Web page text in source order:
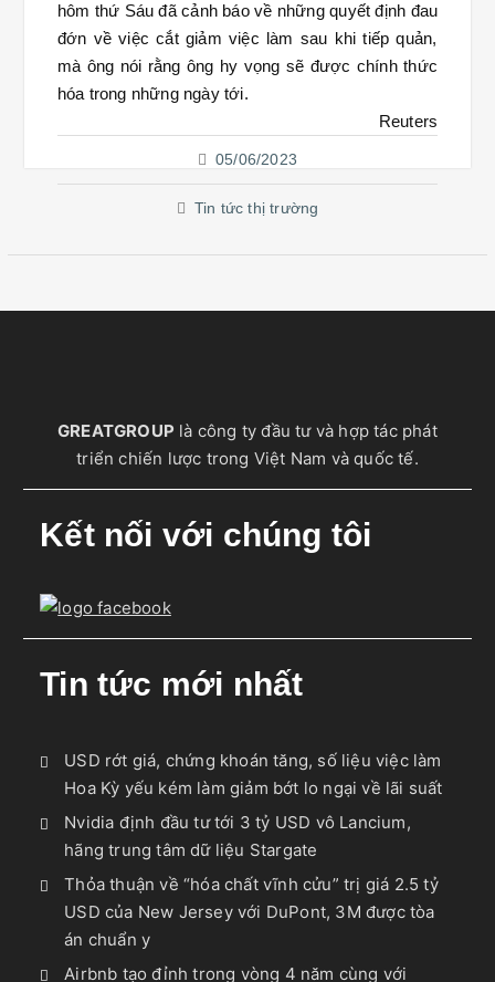
hôm thứ Sáu đã cảnh báo về những quyết định đau
đớn về việc cắt giảm việc làm sau khi tiếp quản,
mà ông nói rằng ông hy vọng sẽ được chính thức
hóa trong những ngày tới.
Reuters
05/06/2023
Tin tức thị trường
GREATGROUP là công ty đầu tư và hợp tác phát
triển chiến lược trong Việt Nam và quốc tế.
Kết nối với chúng tôi
Tin tức mới nhất
USD rớt giá, chứng khoán tăng, số liệu việc làm
Hoa Kỳ yếu kém làm giảm bớt lo ngại về lãi suất
Nvidia định đầu tư tới 3 tỷ USD vô Lancium,
hãng trung tâm dữ liệu Stargate
Thỏa thuận về “hóa chất vĩnh cửu” trị giá 2.5 tỷ
USD của New Jersey với DuPont, 3M được tòa
án chuẩn y
Airbnb tạo đỉnh trong vòng 4 năm cùng với